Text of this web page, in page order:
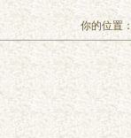
你的位置：